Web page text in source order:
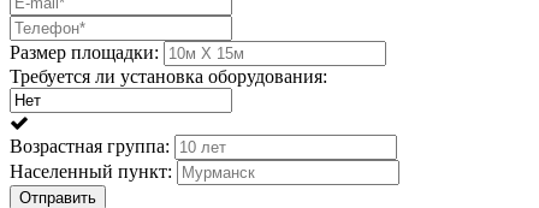
Размер площадки:
Требуется ли установка оборудования:
Возрастная группа:
Населенный пункт:
Отправить